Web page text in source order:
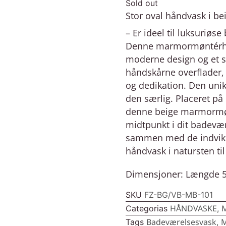
Sold out
Stor oval håndvask i
– Er ideel til
Denne
moderne design og et
håndskårne
og dedikation. Den
den særlig. Placeret
denne beige
midtpunkt i dit
sammen med de
håndvask i natursten
Dimensjoner: Længde
SKU FZ-BG/VB-MB-101
Categorias HÅNDVASKE,
Tags Badeværelsesvask,